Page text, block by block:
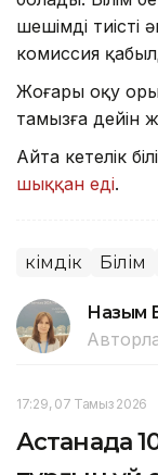
шешімді тиісті
комиссия
Жоғары оқу
тамызға дейін
Айта кетелік
шыққан еді.
Әкімдік Білім
Назым
17:29, 07 Тамыз 2026
Астанада